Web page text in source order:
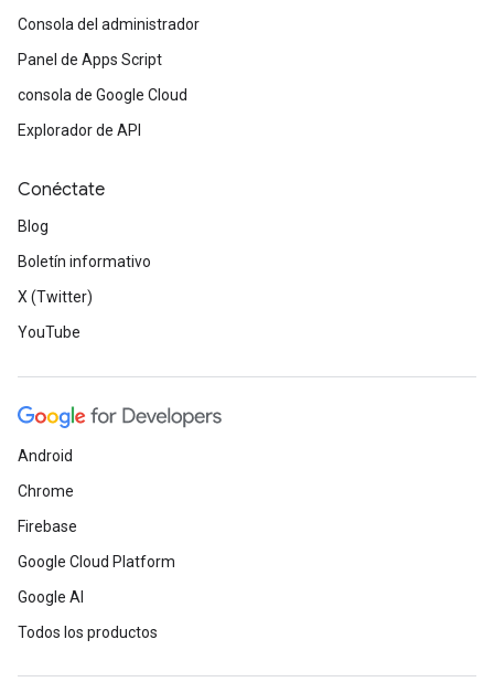
Consola del administrador
Panel de Apps Script
consola de Google Cloud
Explorador de API
Conéctate
Blog
Boletín informativo
X (Twitter)
YouTube
Android
Chrome
Firebase
Google Cloud Platform
Google AI
Todos los productos